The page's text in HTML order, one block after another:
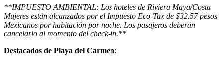
**IMPUESTO AMBIENTAL: Los hoteles de Riviera Maya/Costa
Mujeres están alcanzados por el Impuesto Eco-Tax de $32.57 pesos
Mexicanos por habitación por noche. Los pasajeros deberán
cancelarlo al momento del check-in.**
Destacados de Playa del Carmen: